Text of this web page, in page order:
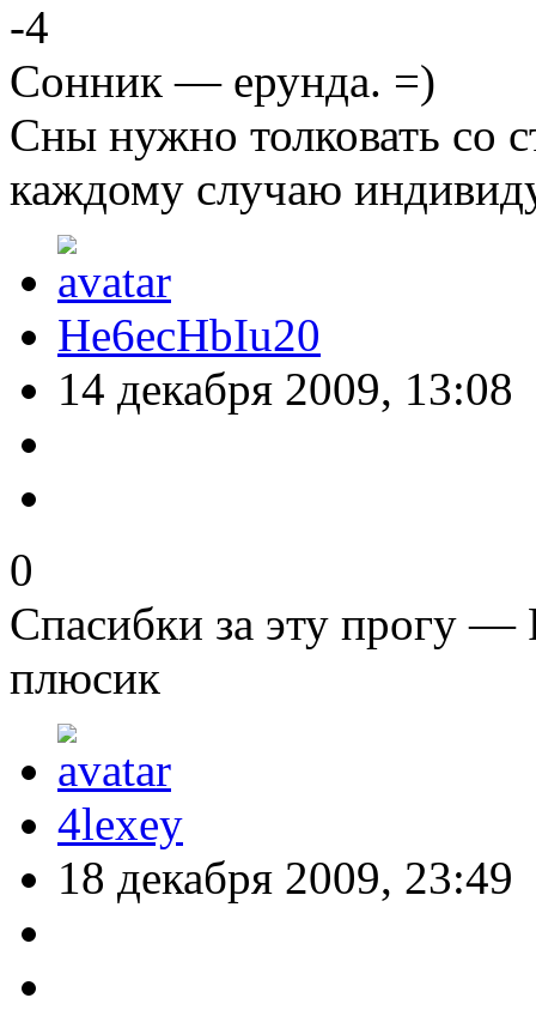
-4
Сонник — ерунда. =)
Сны нужно толковать со
каждому случаю
He6ecHbIu20
14 декабря 2009, 13:08
0
Спасибки за эту прогу —
плюсик
4lexey
18 декабря 2009, 23:49